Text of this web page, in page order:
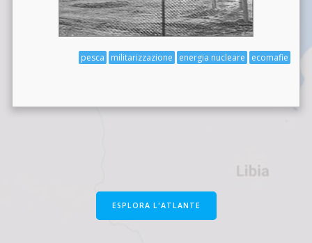
ecomafie
energia nucleare
militarizzazione
pesca
ESPLORA L'ATLANTE